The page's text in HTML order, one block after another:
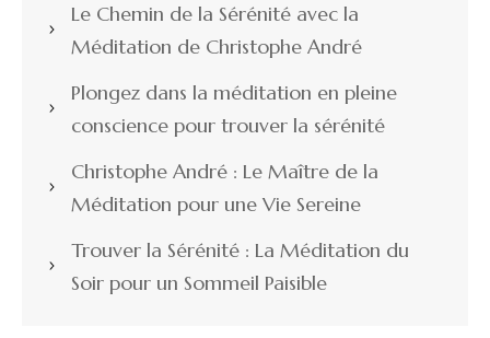
Le Chemin de la Sérénité avec la
Méditation de Christophe André
Plongez dans la méditation en pleine
conscience pour trouver la sérénité
Christophe André : Le Maître de la
Méditation pour une Vie Sereine
Trouver la Sérénité : La Méditation du
Soir pour un Sommeil Paisible